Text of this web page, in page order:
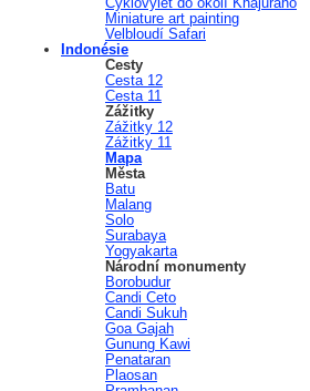
Miniature art painting
Velbloudí Safari
Indonésie
Cesty
Cesta 12
Cesta 11
Zážitky
Zážitky 12
Zážitky 11
Mapa
Města
Batu
Malang
Solo
Surabaya
Yogyakarta
Národní monumenty
Borobudur
Candi Ceto
Candi Sukuh
Goa Gajah
Gunung Kawi
Penataran
Plaosan